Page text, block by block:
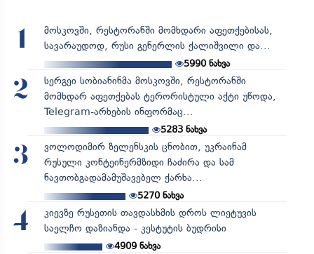
1
მოსკოვში, რესტორანში მომხდარი აფეთქებისას,
სავარაუდოდ, რუსი გენერლის ქალიშვილი და...
5990ნახვა
2
სერგეი სობიანინმა მოსკოვში, რესტორანში
მომხდარ აფეთქებას ტერორისტული აქტი უწოდა,
Telegram-არხების ინფორმაც...
5283ნახვა
3
ვოლოდიმირ ზელენსკის ცნობით, უკრაინამ
რუსული კონტეინერმზიდი ჩაძირა და სამ
ნავთობგადამამუშავებელ ქარხა...
5270ნახვა
4
კიევზე რუსეთის თავდასხმის დროს ლიეტუვის
საელჩო დაზიანდა - კესტუტის ბუდრისი
4909ნახვა